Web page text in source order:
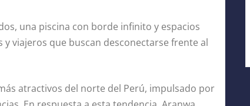
una piscina con borde infinito y espacios
viajeros que buscan desconectarse frente al
atractivos del norte del Perú, impulsado por